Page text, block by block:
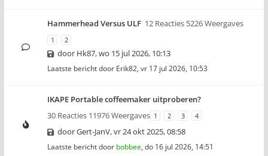
Hammerhead Versus ULF 12 Reacties 5226 Weergaves
1 2
door Hk87,wo 15 jul 2026, 10:13
Laatste bericht door Erik82, vr 17 jul 2026, 10:53
IKAPE Portable coffeemaker uitproberen?
30 Reacties 11976 Weergaves 1 2 3 4
doorGert-JanV,vr 24 okt 2025, 08:58
Laatste bericht door bobbee, do 16 jul 2026, 14:51